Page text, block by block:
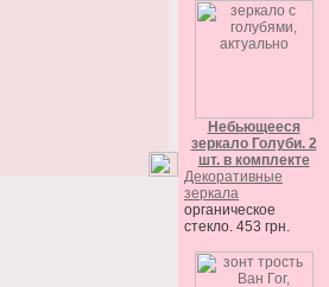
Небьющееся
зеркало Голуби. 2
шт. в комплекте
Декоративные
зеркала
органическое
стекло. 453 грн.